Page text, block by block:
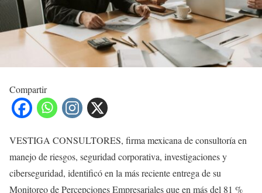
Compartir
VESTIGA CONSULTORES, firma mexicana de consultoría en
manejo de riesgos, seguridad corporativa, investigaciones y
ciberseguridad, identificó en la más reciente entrega de su
Monitoreo de Percepciones Empresariales que en más del 81 %